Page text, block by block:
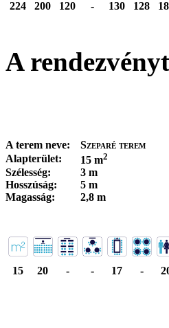
224 200 120 - 130 128
A
A terem neve:
Szeparé terem
Alapterület:
15 m2
Szélesség:
3 m
Hosszúság:
5 m
Magasság:
2,8 m
15 20 - - 17 -